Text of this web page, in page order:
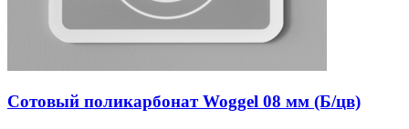
Сотовый поликарбонат Woggel 08 мм (Б/цв)